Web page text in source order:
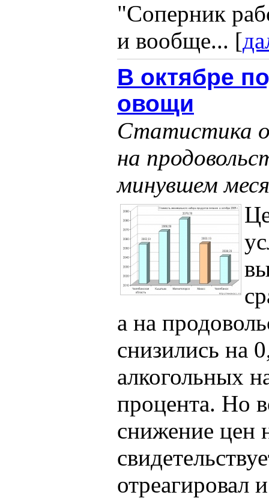
"Соперник
и вообще... [
В октябре
овощи
Статистика
на
минувшем
а на
снизились на
алкогольных
процента. Но
снижение цен
отреагировал